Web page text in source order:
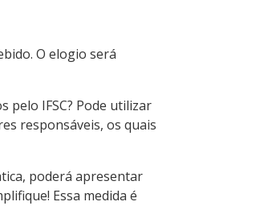
O elogio será
pelo IFSC? Pode utilizar
responsáveis, os quais
poderá apresentar
Essa medida é